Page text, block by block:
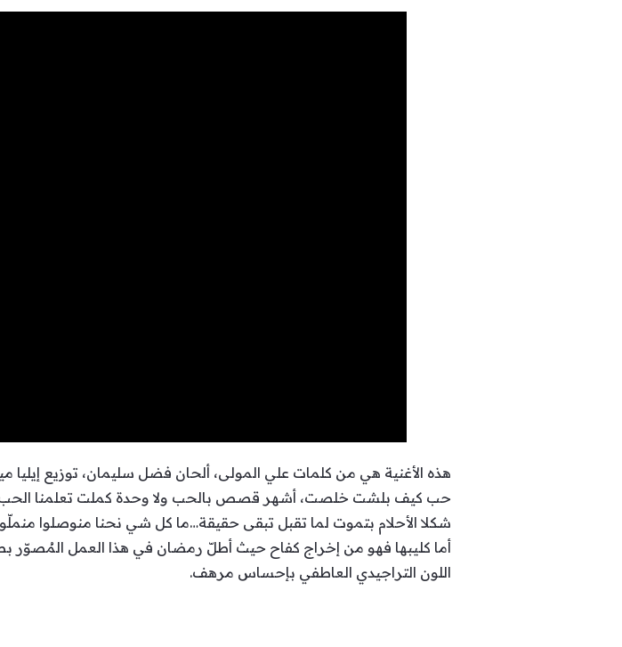
هذه الأغنية هي من كلمات علي المولى، ألحان فضل سليمان، توزيع
حب كيف بلشت خلصت، أشهر قصص بالحب ولا وحدة كملت تعلمنا
شكلا الأحلام بتموت لما تقبل تبقى حقيقة…ما كل شي نحنا منوصلوا
أما كليبها فهو من إخراج كفاح حيث أطلّ رمضان في هذا العمل المُصوّر
اللون التراجيدي العاطفي بإحساس مرهف.